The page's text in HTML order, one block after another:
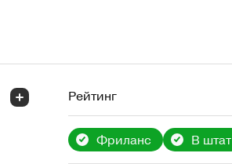
Рейтинг
Фриланс В штат